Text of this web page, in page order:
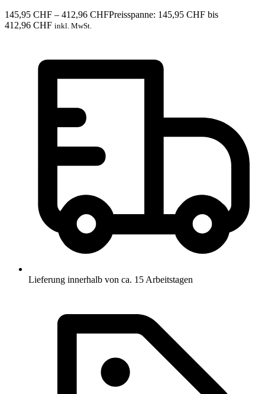
145,95 CHF – 412,96 CHFPreisspanne: 145,95 CHF bis
412,96 CHF inkl. MwSt.
Lieferung innerhalb von ca. 15 Arbeitstagen